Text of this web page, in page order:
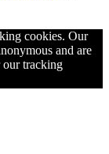
cookies. Our
and are
our tracking